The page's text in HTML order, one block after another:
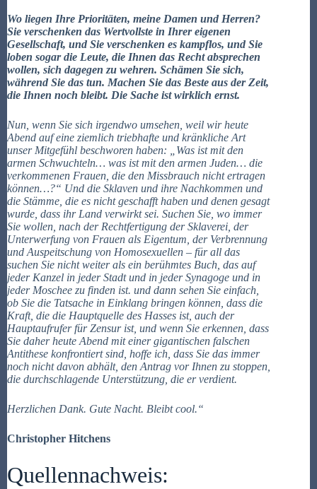
Wo liegen Ihre Prioritäten, meine Damen und Herren?
Sie verschenken das Wertvollste in Ihrer eigenen
Gesellschaft, und Sie verschenken es kampflos, und Sie
loben sogar die Leute, die Ihnen das Recht absprechen
wollen, sich dagegen zu wehren. Schämen Sie sich,
während Sie das tun. Machen Sie das Beste aus der Zeit,
die Ihnen noch bleibt. Die Sache ist wirklich ernst.
Nun, wenn Sie sich irgendwo umsehen, weil wir heute
Abend auf eine ziemlich triebhafte und kränkliche Art
unser Mitgefühl beschworen haben: „Was ist mit den
armen Schwuchteln… was ist mit den armen Juden… die
verkommenen Frauen, die den Missbrauch nicht ertragen
können…?“ Und die Sklaven und ihre Nachkommen und
die Stämme, die es nicht geschafft haben und denen gesagt
wurde, dass ihr Land verwirkt sei. Suchen Sie, wo immer
Sie wollen, nach der Rechtfertigung der Sklaverei, der
Unterwerfung von Frauen als Eigentum, der Verbrennung
und Auspeitschung von Homosexuellen – für all das
suchen Sie nicht weiter als ein berühmtes Buch, das auf
jeder Kanzel in jeder Stadt und in jeder Synagoge und in
jeder Moschee zu finden ist. und dann sehen Sie einfach,
ob Sie die Tatsache in Einklang bringen können, dass die
Kraft, die die Hauptquelle des Hasses ist, auch der
Hauptaufrufer für Zensur ist, und wenn Sie erkennen, dass
Sie daher heute Abend mit einer gigantischen falschen
Antithese konfrontiert sind, hoffe ich, dass Sie das immer
noch nicht davon abhält, den Antrag vor Ihnen zu stoppen,
die durchschlagende Unterstützung, die er verdient.
Herzlichen Dank. Gute Nacht. Bleibt cool.“
Christopher Hitchens
Quellennachweis: